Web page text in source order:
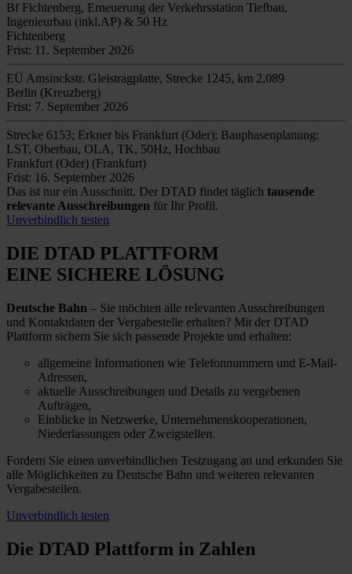
Bf Fichtenberg, Erneuerung der Verkehrsstation Tiefbau,
Ingenieurbau (inkl.AP) & 50 Hz
Fichtenberg
Frist: 11. September 2026
EÜ Amsinckstr. Gleistragplatte, Strecke 1245, km 2,089
Berlin (Kreuzberg)
Frist: 7. September 2026
Strecke 6153; Erkner bis Frankfurt (Oder); Bauphasenplanung:
LST, Oberbau, OLA, TK, 50Hz, Hochbau
Frankfurt (Oder) (Frankfurt)
Frist: 16. September 2026
Das ist nur ein Ausschnitt. Der DTAD findet täglich tausende
relevante Ausschreibungen für Ihr Profil.
Unverbindlich testen
DIE DTAD PLATTFORM
EINE SICHERE LÖSUNG
Deutsche Bahn – Sie möchten alle relevanten Ausschreibungen
und Kontaktdaten der Vergabestelle erhalten? Mit der DTAD
Plattform sichern Sie sich passende Projekte und erhalten:
allgemeine Informationen wie Telefonnummern und E-Mail-
Adressen,
aktuelle Ausschreibungen und Details zu vergebenen
Aufträgen,
Einblicke in Netzwerke, Unternehmenskooperationen,
Niederlassungen oder Zweigstellen.
Fordern Sie einen unverbindlichen Testzugang an und erkunden Sie
alle Möglichkeiten zu Deutsche Bahn und weiteren relevanten
Vergabestellen.
Unverbindlich testen
Die DTAD Plattform in Zahlen